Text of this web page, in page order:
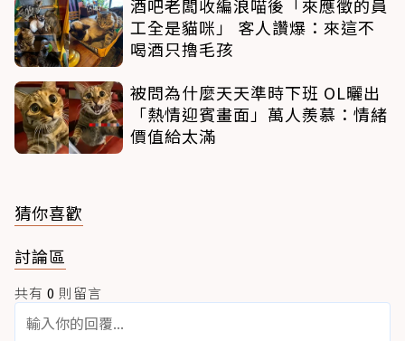
酒吧老闆收編浪喵後「來應徵的員
工全是貓咪」 客人讚爆：來這不
喝酒只擼毛孩
被問為什麼天天準時下班 OL曬出
「熱情迎賓畫面」萬人羨慕：情緒
價值給太滿
猜你喜歡
討論區
共有 0 則留言